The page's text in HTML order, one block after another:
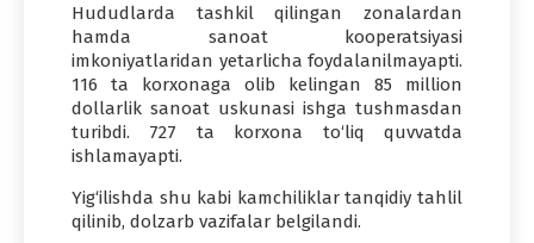
Hududlarda tashkil qilingan zonalardan
hamda sanoat kooperatsiyasi
imkoniyatlaridan yetarlicha foydalanilmayapti.
116 ta korxonaga olib kelingan 85 million
dollarlik sanoat uskunasi ishga tushmasdan
turibdi. 727 ta korxona to‘liq quvvatda
ishlamayapti.
Yig‘ilishda shu kabi kamchiliklar tanqidiy tahlil
qilinib, dolzarb vazifalar belgilandi.